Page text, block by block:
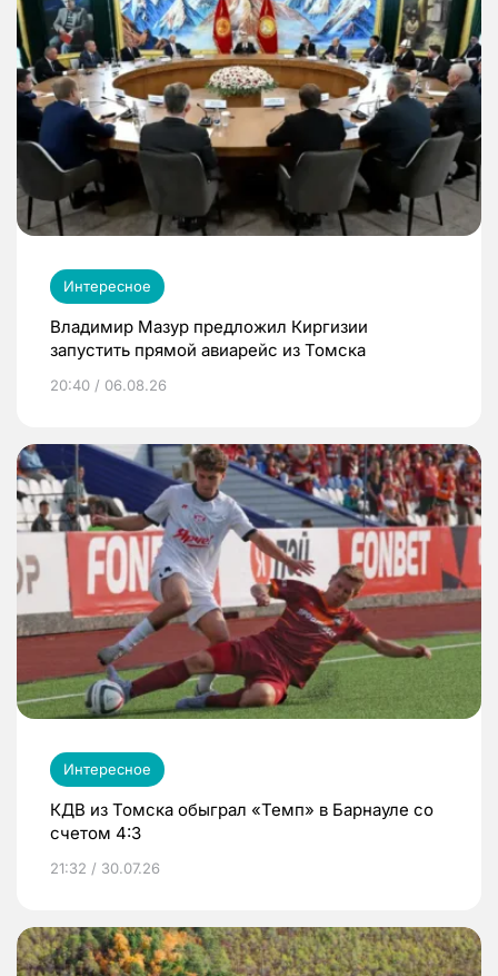
Интересное
Владимир Мазур предложил Киргизии
запустить прямой авиарейс из Томска
20:40 / 06.08.26
Интересное
КДВ из Томска обыграл «Темп» в Барнауле со
счетом 4:3
21:32 / 30.07.26